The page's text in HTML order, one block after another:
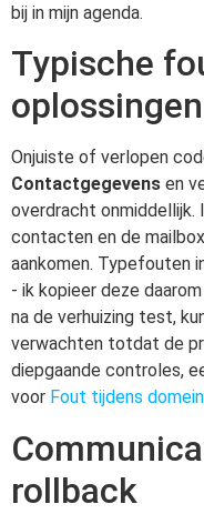
bij in mijn agenda.
Typische
oplossingen
Onjuiste of verlopen
Contactgegevens en
overdracht
contacten en de
aankomen. Typefouten
- ik kopieer deze
na de verhuizing test,
verwachten totdat de
diepgaande controles,
voor Fout tijdens
rollback